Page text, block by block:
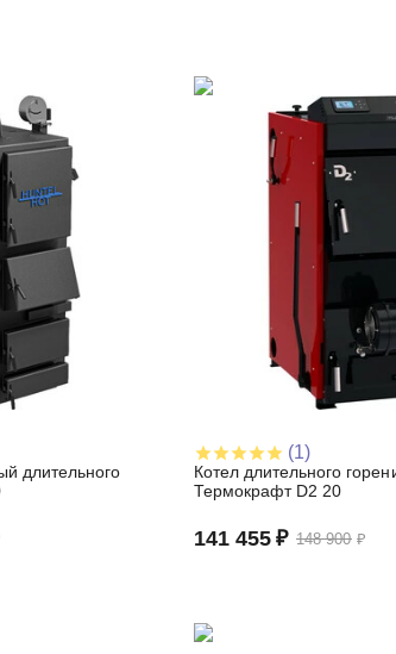
длительного
(1)
Котел длительного
Термокрафт D2 20
148 900 ₽
141 455 ₽